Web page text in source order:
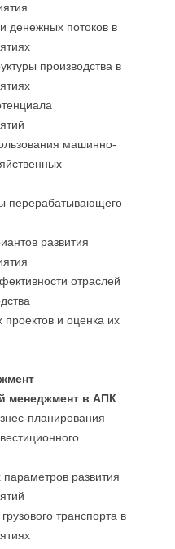
денежных потоков в
производства в
машинно-
перерабатывающего
развития
отраслей
проектов и оценка их
менеджмент в АПК
планирования
развития
транспорта в